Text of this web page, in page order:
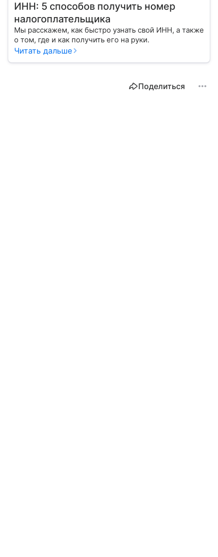
ИНН: 5 способов получить номер
налогоплательщика
Мы расскажем, как быстро узнать свой ИНН, а также
о том, где и как получить его на руки.
Читать дальше
Поделиться